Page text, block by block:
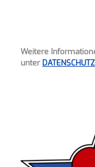
Weitere
unter DATENSCHUTZ